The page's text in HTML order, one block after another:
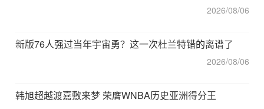
2026/08/06
新版76人强过当年宇宙勇？这一次杜兰特错的离谱了
2026/08/06
韩旭超越渡嘉敷来梦 荣膺WNBA历史亚洲得分王